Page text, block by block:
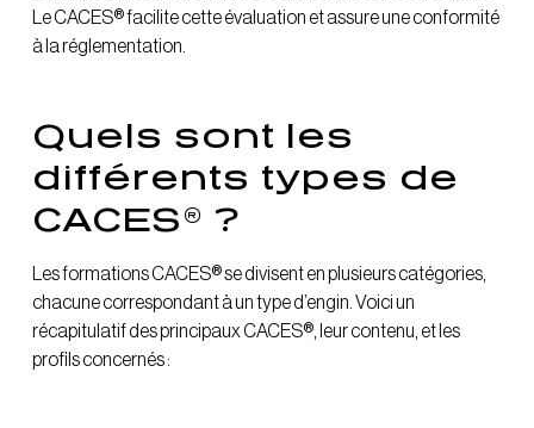
Le CACES® facilite cette évaluation et assure une conformité
à la réglementation.
Quels sont les
différents types de
CACES® ?
Les formations CACES® se divisent en plusieurs catégories,
chacune correspondant à un type d’engin. Voici un
récapitulatif des principaux CACES®, leur contenu, et les
profils concernés :